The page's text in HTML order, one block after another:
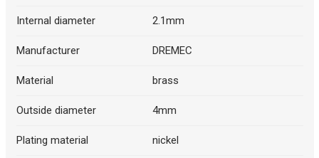
Internal diameter 2.1mm
Manufacturer DREMEC
Material brass
Outside diameter 4mm
Plating material nickel